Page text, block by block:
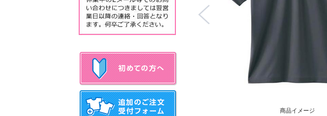
事例 001ホワイト フルカラー転写プリント 左胸プリントサイズ:W70mm
商品イメージ